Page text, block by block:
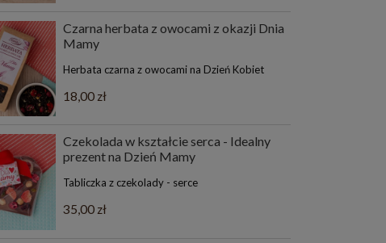
Czarna herbata z owocami z okazji Dnia
Mamy
Herbata czarna z owocami na Dzień Kobiet
18,00 zł
Czekolada w kształcie serca - Idealny
prezent na Dzień Mamy
Tabliczka z czekolady - serce
35,00 zł